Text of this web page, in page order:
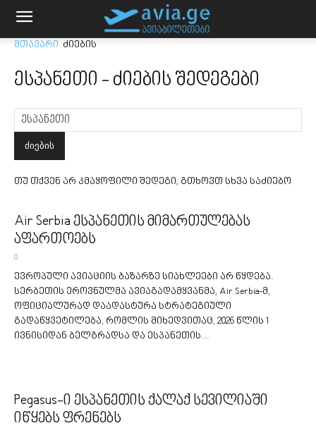
მთავარი ძიების
ესპანეთი - ძიების შედეგები
თუ თქვენ არ კმაყოფილი შედეგი, გთხოვთ სხვა საძიებო
Air Serbia ესპანეთის მიმართულებას
აფართოებს
0
ევროპული ავიაციის ბაზარზე სიახლეები არ წყდება.
სერბეთის ეროვნულმა ავიაგადამყვანმა, Air Serbia-მ,
ოფიციალურად დაადასტურა სტრატეგიული
გადაწყვეტილება, რომლის მიხედვითაც, 2026 წლის 1
ივნისიდან ბელგრადსა და ესპანეთის...
Pegasus-ი ესპანეთის ქალაქ სევილიაში
იწყებს ფრენებს